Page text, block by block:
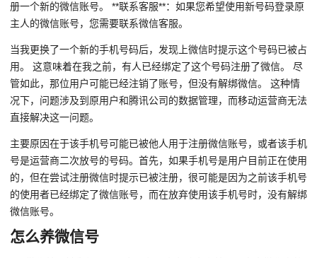
册一个新的微信账号。 **联系客服**：如果您希望使用新号码登录原
主人的微信账号，您需要联系微信客服。
当我更换了一个新的手机号码后，发现上微信时提示这个号码已被占
用。 这意味着在我之前，有人已经绑定了这个号码注册了微信。 尽
管如此，那位用户可能已经注销了账号，但没有解绑微信。 这种情
况下，问题涉及到原用户和腾讯公司的数据管理，而移动运营商无法
直接解决这一问题。
主要原因在于该手机号可能已被他人用于注册微信账号，或者该手机
号是运营商二次放号的号码。首先，如果手机号是用户目前正在使用
的，但在尝试注册微信时提示已被注册，很可能是因为之前该手机号
的使用者已经绑定了微信账号，而在放弃使用该手机号时，没有解绑
微信账号。
怎么养微信号